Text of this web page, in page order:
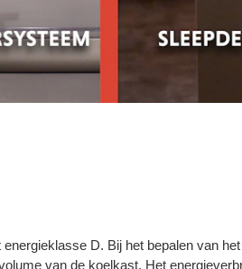
D. Bij het bepalen van
van de koelkast. Het